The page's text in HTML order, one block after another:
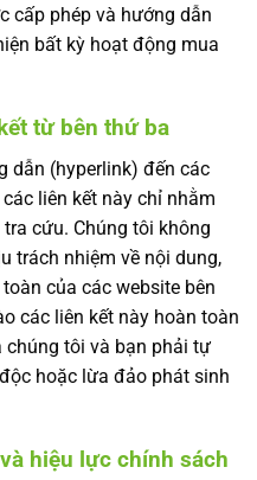
cấp phép và hướng dẫn
bất kỳ hoạt động mua
từ bên thứ ba
dẫn (hyperlink) đến các
liên kết này chỉ nhằm
cứu. Chúng tôi không
trách nhiệm về nội dung,
của các website bên
các liên kết này hoàn toàn
chúng tôi và bạn phải tự
hoặc lừa đảo phát sinh
hiệu lực chính sách